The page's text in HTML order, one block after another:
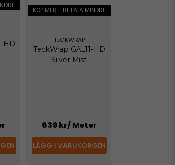
HD
KÖP MER - BETALA MINDRE
TECKWRAP
TeckWrap GAL11-HD
Silver Mist
639 kr/ Meter
LÄGG I VARUKORGEN